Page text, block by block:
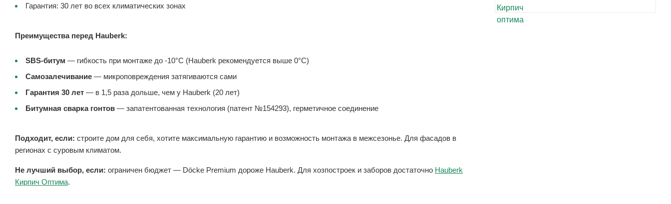
Гарантия: 30 лет во всех климатических зонах
Преимущества перед Hauberk:
SBS-битум — гибкость при монтаже до -10°C (Hauberk рекомендуется выше 0°C)
Самозалечивание — микроповреждения затягиваются сами
Гарантия 30 лет — в 1,5 раза дольше, чем у Hauberk (20 лет)
Битумная сварка гонтов — запатентованная технология (патент №154293), герметичное соединение
Подходит, если: строите дом для себя, хотите максимальную гарантию и возможность монтажа в межсезонье. Для фасадов в
регионах с суровым климатом.
Не лучший выбор, если: ограничен бюджет — Döcke Premium дороже Hauberk. Для хозпостроек и заборов достаточно Hauberk
Кирпич Оптима.